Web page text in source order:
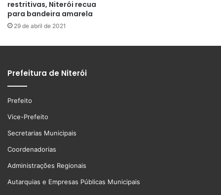
restritivas, Niterói recua
para bandeira amarela
29 de abril de 2021
Prefeitura de Niterói
Prefeito
Vice-Prefeito
Secretarias Municipais
Coordenadorias
Administrações Regionais
Autarquias e Empresas Públicas Municipais